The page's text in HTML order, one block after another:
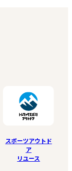
スポーツアウトド
ア
リユース